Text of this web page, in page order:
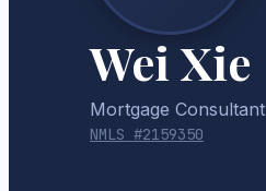
Wei Xie
Mortgage Consultant
NMLS #2159350